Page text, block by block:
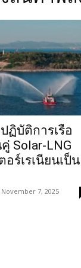
ปฏิบัติการเรือ
Solar-LNG
อร์เรเนียนเป็น
November 7, 2025